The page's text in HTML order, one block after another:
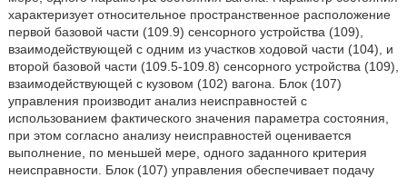
характеризует относительное пространственное расположение
первой базовой части (109.9) сенсорного устройства (109),
взаимодействующей с одним из участков ходовой части (104), и
второй базовой части (109.5-109.8) сенсорного устройства (109),
взаимодействующей с кузовом (102) вагона. Блок (107)
управления производит анализ неисправностей с
использованием фактического значения параметра состояния,
при этом согласно анализу неисправностей оценивается
выполнение, по меньшей мере, одного заданного критерия
неисправности. Блок (107) управления обеспечивает подачу